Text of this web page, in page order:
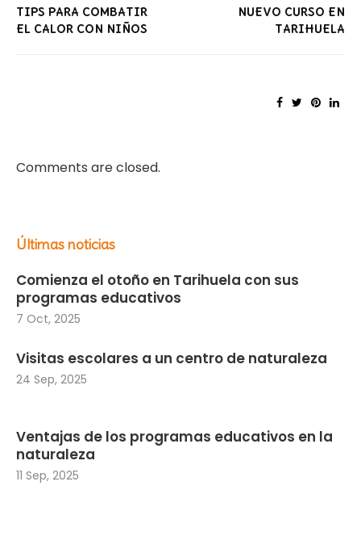
TIPS PARA COMBATIR
EL CALOR CON NIÑOS
NUEVO CURSO EN
TARIHUELA
Comments are closed.
Últimas noticias
Comienza el otoño en Tarihuela con sus
programas educativos
7 Oct, 2025
Visitas escolares a un centro de naturaleza
24 Sep, 2025
Ventajas de los programas educativos en la
naturaleza
11 Sep, 2025